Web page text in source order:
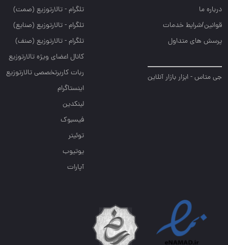
درباره ما
قوانین/شرایط خدمات
پرسش های متداول
جی متاس - ابزار بازار آنلاین
تلگرام - تالارتوزيع (صمت)
تلگرام - تالارتوزيع (صنايع)
تلگرام - تالارتوزیع (صنف)
کانال اعضای ویژه تالارتوزیع
ربات کاربرتخصصی تالارتوزیع
اینستاگرام
لینکدین
فیسبوک
توئیتر
یوتیوب
آپارات